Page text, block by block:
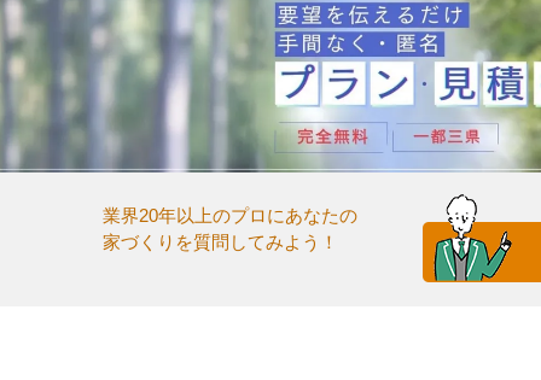
業界20年以上のプロにあなたの
家づくりを質問してみよう！